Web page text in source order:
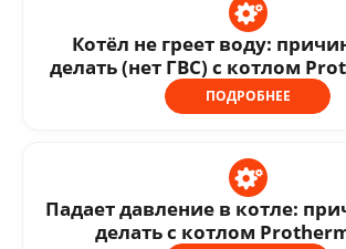
Котёл не греет воду:
делать (нет ГВС) с котлом
ПОДРОБНЕЕ
Падает давление в котле:
делать с котлом